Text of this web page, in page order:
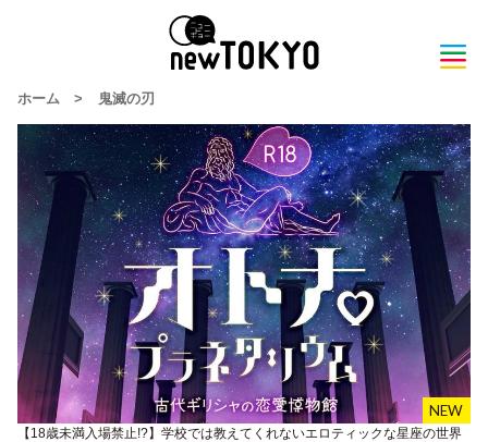
ホーム > 鬼滅の刃
【18歳未満入場禁止!?】学校では教えてくれないエロティックな星座の世界